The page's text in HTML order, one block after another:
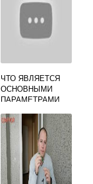
ЧТО ЯВЛЯЕТСЯ
ОСНОВНЫМИ
ПАРАМЕТРАМИ
ПЛАВЛЕНИЕМ
ПЛАСТМАСС